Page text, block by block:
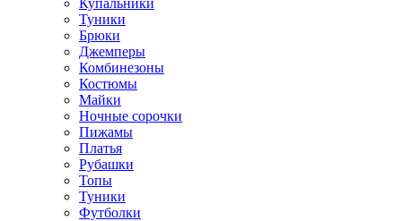
Туники
Брюки
Джемперы
Комбинезоны
Костюмы
Майки
Ночные сорочки
Пижамы
Платья
Рубашки
Топы
Туники
Футболки